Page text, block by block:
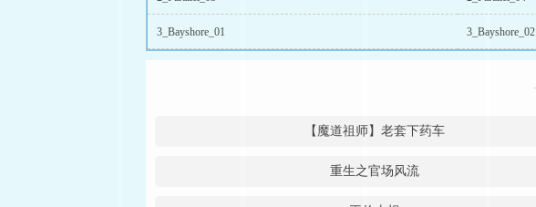
3_Bayshore_01 3_Bayshore_02
【魔道祖师】老套下药车
重生之官场风流